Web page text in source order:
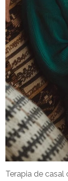
Terapia de casal